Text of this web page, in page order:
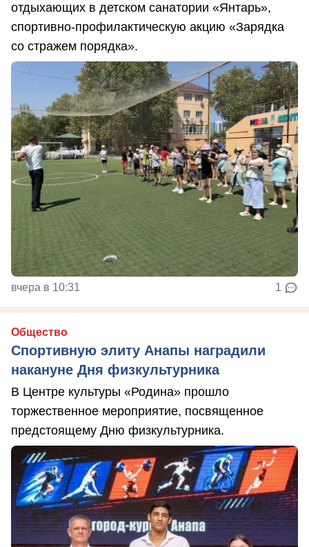
отдыхающих в детском санатории «Янтарь»,
спортивно-профилактическую акцию «Зарядка
со стражем порядка».
вчера в 10:31 1
Общество
Спортивную элиту Анапы наградили
накануне Дня физкультурника
В Центре культуры «Родина» прошло
торжественное мероприятие, посвященное
предстоящему Дню физкультурника.